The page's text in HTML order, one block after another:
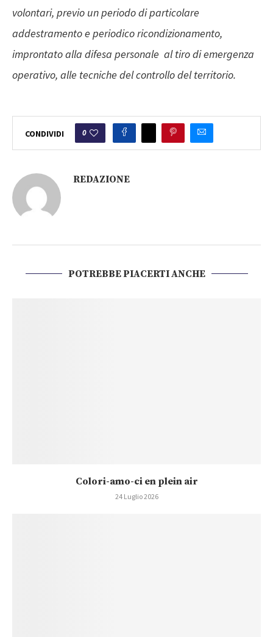
volontari, previo un periodo di particolare
addestramento e periodico ricondizionamento,
improntato alla difesa personale al tiro di emergenza
operativo, alle tecniche del controllo del territorio.
CONDIVIDI 0
REDAZIONE
POTREBBE PIACERTI ANCHE
Colori-amo-ci en plein air
24 Luglio 2026